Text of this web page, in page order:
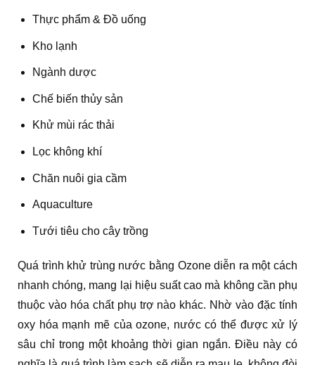
Thực phẩm & Đồ uống
Kho lạnh
Ngành dược
Chế biến thủy sản
Khử mùi rác thải
Lọc không khí
Chăn nuôi gia cầm
Aquaculture
Tưới tiêu cho cây trồng
Quá trình khử trùng nước bằng Ozone diễn ra một cách
nhanh chóng, mang lại hiệu suất cao mà không cần phụ
thuộc vào hóa chất phụ trợ nào khác. Nhờ vào đặc tính
oxy hóa mạnh mẽ của ozone, nước có thể được xử lý
sâu chỉ trong một khoảng thời gian ngắn. Điều này có